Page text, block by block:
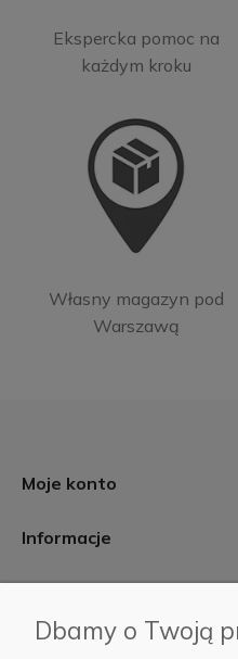
Ekspercka pomoc na
każdym kroku
Własny magazyn pod
Warszawą
Moje konto
Informacje
AB Foto
Dbamy o Twoją